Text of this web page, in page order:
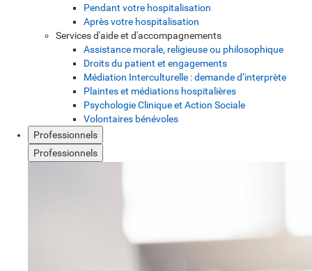
Pendant votre hospitalisation
Après votre hospitalisation
Services d'aide et d'accompagnements
Assistance morale, religieuse ou philosophique
Droits du patient et engagements
Médiation Interculturelle : demande d’interprète
Plaintes et médiations hospitalières
Psychologie Clinique et Action Sociale
Volontaires bénévoles
Professionnels
Professionnels